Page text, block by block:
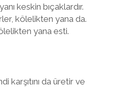
keskin bıçaklardır.
kölelikten yana da.
yana esti.
karşıtını da üretir ve